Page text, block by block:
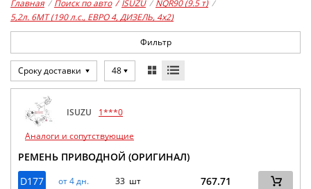
Главная / Поиск по авто / ISUZU / NQR90 (9.5 т) /
5,2л. 6MT (190 л.с., ЕВРО 4, ДИЗЕЛЬ, 4x2)
Фильтр
Сроку доставки 48
ISUZU 1***0
Аналоги и сопутствующие
РЕМЕНЬ ПРИВОДНОЙ (ОРИГИНАЛ)
D177
от 4 дн. 33 шт 767.71